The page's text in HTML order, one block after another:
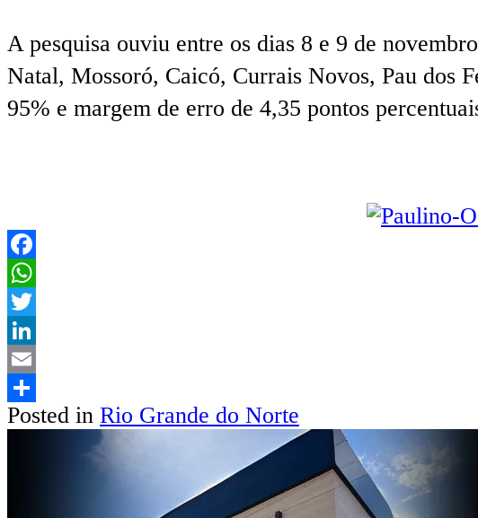
A pesquisa ouviu entre os dias 8 e 9 de
Natal, Mossoró, Caicó, Currais Novos, Pau dos
95% e margem de erro de 4,35 pontos
Facebook
WhatsApp
Twitter
LinkedIn
Email
Share
Posted in Rio Grande do Norte